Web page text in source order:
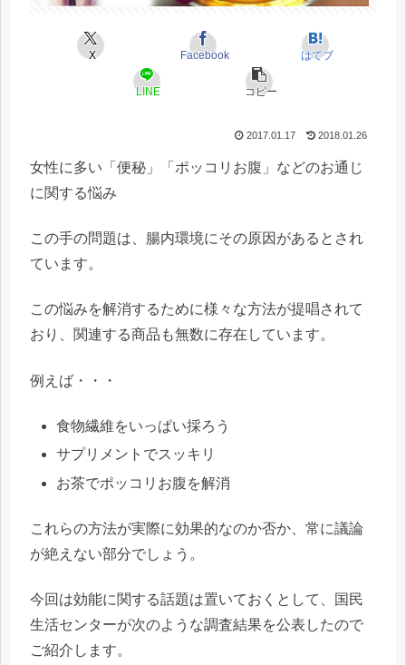
X Facebook はてブ
LINE コピー
2017.01.17 2018.01.26
女性に多い「便秘」「ポッコリお腹」などのお通じ
に関する悩み
この手の問題は、腸内環境にその原因があるとされ
ています。
この悩みを解消するために様々な方法が提唱されて
おり、関連する商品も無数に存在しています。
例えば・・・
食物繊維をいっぱい採ろう
サプリメントでスッキリ
お茶でポッコリお腹を解消
これらの方法が実際に効果的なのか否か、常に議論
が絶えない部分でしょう。
今回は効能に関する話題は置いておくとして、国民
生活センターが次のような調査結果を公表したので
ご紹介します。